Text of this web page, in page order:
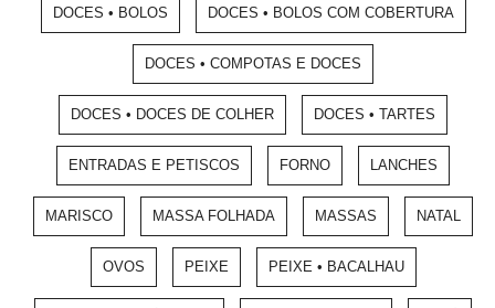
DOCES • BOLOS DOCES • BOLOS COM COBERTURA
DOCES • COMPOTAS E DOCES
DOCES • DOCES DE COLHER DOCES • TARTES
ENTRADAS E PETISCOS FORNO LANCHES
MARISCO MASSA FOLHADA MASSAS NATAL
OVOS PEIXE PEIXE • BACALHAU